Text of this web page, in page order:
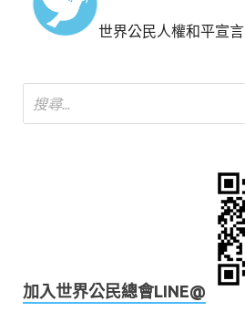
世界公民人權和平宣言
加入世界公民總會LINE@